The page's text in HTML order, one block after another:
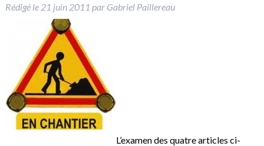
Rédigé le 21 juin 2011 par Gabriel Paillereau
L’examen des quatre articles ci-